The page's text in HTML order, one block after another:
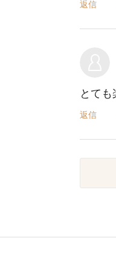
返信
とても
返信